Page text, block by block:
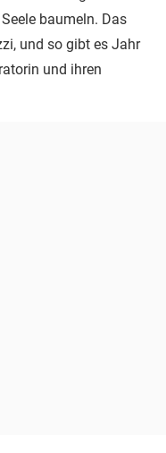
baumeln. Das
und so gibt es Jahr
und ihren